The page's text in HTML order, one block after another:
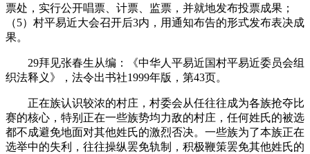
票处，实行公开唱票、计票、监票，并就地发布投票成果；
（5）村平易近大会召开后3内，用通知布告的形式发布表决成
果。
29拜见张春生从编：《中华人平易近国村平易近委员会组
织法释义》，法令出书社1999年版，第43页。
正在族认识较浓的村庄，村委会从任往往成为各族抢夺比
赛的核心，特别正在一些族势均力敌的村庄，任何姓氏的被选
都不成避免地面对其他姓氏的激烈否决。一些族为了本族正在
选举中的失利，往往操纵罢免轨制，积极鞭策罢免其他姓氏的